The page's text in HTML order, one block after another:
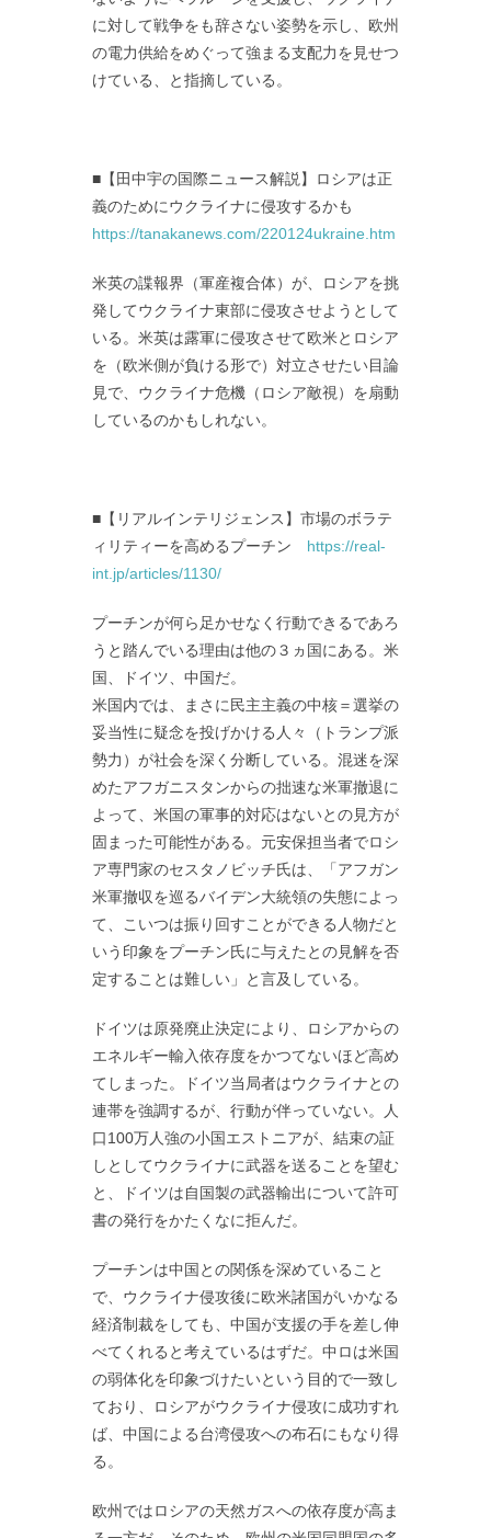
に対して戦争をも辞さない姿勢を示し、欧州
の電力供給をめぐって強まる支配力を見せつ
けている、と指摘している。
■【田中宇の国際ニュース解説】ロシアは正
義のためにウクライナに侵攻するかも
https://tanakanews.com/220124ukraine.htm
米英の諜報界（軍産複合体）が、ロシアを挑
発してウクライナ東部に侵攻させようとして
いる。米英は露軍に侵攻させて欧米とロシア
を（欧米側が負ける形で）対立させたい目論
見で、ウクライナ危機（ロシア敵視）を扇動
しているのかもしれない。
■【リアルインテリジェンス】市場のボラテ
ィリティーを高めるプーチン https://real-
int.jp/articles/1130/
プーチンが何ら足かせなく行動できるであろ
うと踏んでいる理由は他の３ヵ国にある。米
国、ドイツ、中国だ。
米国内では、まさに民主主義の中核＝選挙の
妥当性に疑念を投げかける人々（トランプ派
勢力）が社会を深く分断している。混迷を深
めたアフガニスタンからの拙速な米軍撤退に
よって、米国の軍事的対応はないとの見方が
固まった可能性がある。元安保担当者でロシ
ア専門家のセスタノビッチ氏は、「アフガン
米軍撤収を巡るバイデン大統領の失態によっ
て、こいつは振り回すことができる人物だと
いう印象をプーチン氏に与えたとの見解を否
定することは難しい」と言及している。
ドイツは原発廃止決定により、ロシアからの
エネルギー輸入依存度をかつてないほど高め
てしまった。ドイツ当局者はウクライナとの
連帯を強調するが、行動が伴っていない。人
口100万人強の小国エストニアが、結束の証
しとしてウクライナに武器を送ることを望む
と、ドイツは自国製の武器輸出について許可
書の発行をかたくなに拒んだ。
プーチンは中国との関係を深めていること
で、ウクライナ侵攻後に欧米諸国がいかなる
経済制裁をしても、中国が支援の手を差し伸
べてくれると考えているはずだ。中ロは米国
の弱体化を印象づけたいという目的で一致し
ており、ロシアがウクライナ侵攻に成功すれ
ば、中国による台湾侵攻への布石にもなり得
る。
欧州ではロシアの天然ガスへの依存度が高ま